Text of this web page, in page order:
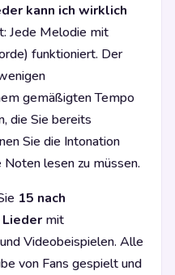
kann ich wirklich
Jede Melodie mit
funktioniert. Der
gemäßigten Tempo
die Sie bereits
Sie die Intonation
Noten lesen zu müssen.
15 nach
mit
Videobeispielen. Alle
von Fans gespielt und